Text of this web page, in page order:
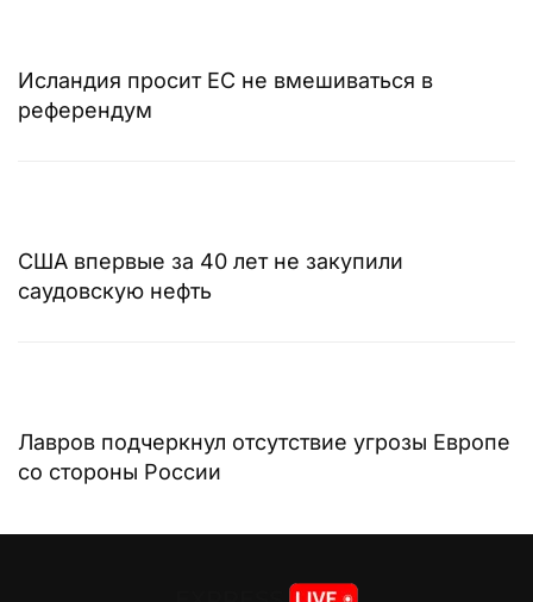
Исландия просит ЕС не вмешиваться в
референдум
США впервые за 40 лет не закупили
саудовскую нефть
Лавров подчеркнул отсутствие угрозы Европе
со стороны России